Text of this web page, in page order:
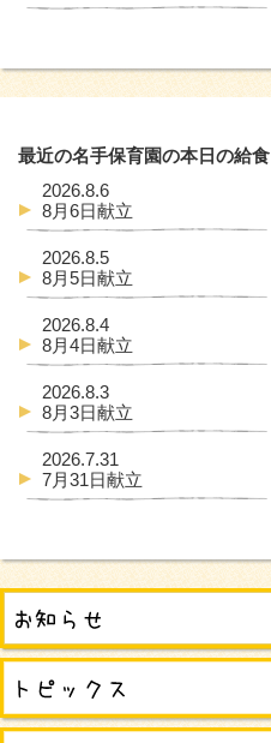
最近の名手保育園の本日の給食
2026.8.6
8月6日献立
2026.8.5
8月5日献立
2026.8.4
8月4日献立
2026.8.3
8月3日献立
2026.7.31
7月31日献立